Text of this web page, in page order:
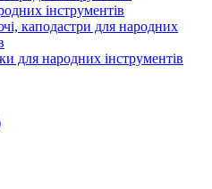
інструментів
каподастри для народних
для народних інструментів